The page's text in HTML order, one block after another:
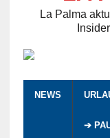
La Palma
NEWS
➔